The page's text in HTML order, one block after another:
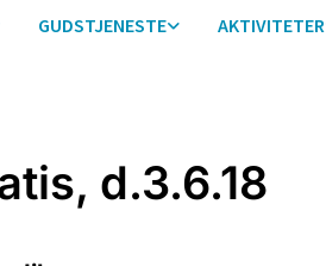
GUDSTJENESTE AKTIVITETER
d.3.6.18